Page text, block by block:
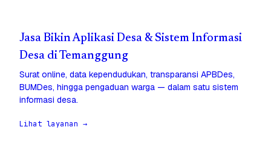
Jasa Bikin Aplikasi Desa & Sistem Informasi
Desa di Temanggung
Surat online, data kependudukan, transparansi APBDes,
BUMDes, hingga pengaduan warga — dalam satu sistem
informasi desa.
Lihat layanan →